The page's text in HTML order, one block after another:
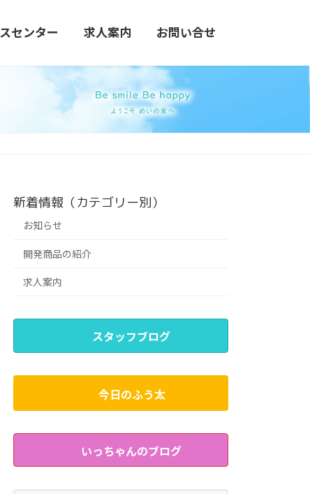
センター 求人案内 お問い合せ
新着情報（カテゴリー別）
お知らせ
開発商品の紹介
求人案内
スタッフブログ
今日のふう太
いっちゃんのブログ